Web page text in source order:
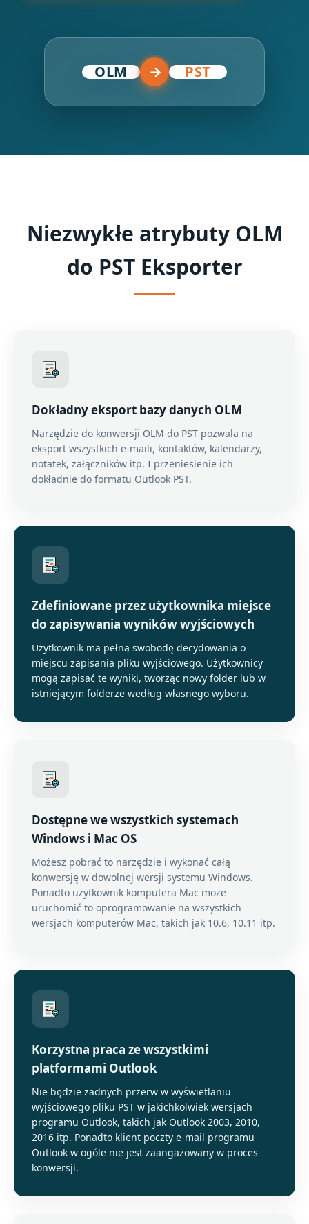
OLM → PST
Niezwykłe atrybuty OLM
do PST Eksporter
Dokładny eksport bazy danych OLM
Narzędzie do konwersji OLM do PST pozwala na
eksport wszystkich e-maili, kontaktów, kalendarzy,
notatek, załączników itp. I przeniesienie ich
dokładnie do formatu Outlook PST.
Zdefiniowane przez użytkownika miejsce
do zapisywania wyników wyjściowych
Użytkownik ma pełną swobodę decydowania o
miejscu zapisania pliku wyjściowego. Użytkownicy
mogą zapisać te wyniki, tworząc nowy folder lub w
istniejącym folderze według własnego wyboru.
Dostępne we wszystkich systemach
Windows i Mac OS
Możesz pobrać to narzędzie i wykonać całą
konwersję w dowolnej wersji systemu Windows.
Ponadto użytkownik komputera Mac może
uruchomić to oprogramowanie na wszystkich
wersjach komputerów Mac, takich jak 10.6, 10.11 itp.
Korzystna praca ze wszystkimi
platformami Outlook
Nie będzie żadnych przerw w wyświetlaniu
wyjściowego pliku PST w jakichkolwiek wersjach
programu Outlook, takich jak Outlook 2003, 2010,
2016 itp. Ponadto klient poczty e-mail programu
Outlook w ogóle nie jest zaangażowany w proces
konwersji.